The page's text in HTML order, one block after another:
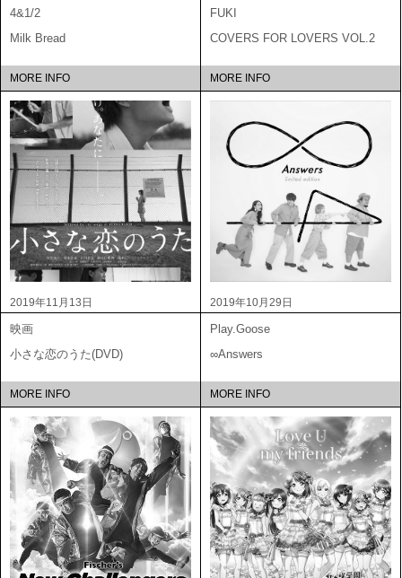
4&1/2
Milk Bread
MORE INFO
FUKI
COVERS FOR LOVERS VOL.2
MORE INFO
2019年11月13日
映画
小さな恋のうた(DVD)
MORE INFO
2019年10月29日
Play.Goose
∞Answers
MORE INFO